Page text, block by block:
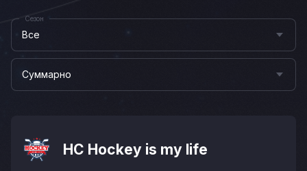
Все
Сезон
Суммарно
НС Hockey is my life